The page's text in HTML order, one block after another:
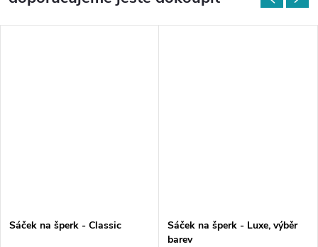
Sáček na šperk - Classic
Sáček na šperk - Luxe, výběr
barev